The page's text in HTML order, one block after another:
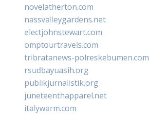
novelatherton.com
nassvalleygardens.net
electjohnstewart.com
omptourtravels.com
tribratanews-polreskebumen.com
rsudbayuasih.org
publikjurnalistik.org
juneteenthapparel.net
italywarm.com